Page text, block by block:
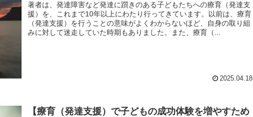
著者は、発達障害など発達に躓きのある子どもたちへの療育（発達支
援）を、これまで10年以上にわたり行ってきています。以前は、療育
（発達支援）を行うことの意味がよくわからないほど、自身の取り組
みに対して迷走していた時期もありました。また、療育（...
2025.04.18
【療育（発達支援）で子どもの成功体験を増やすため